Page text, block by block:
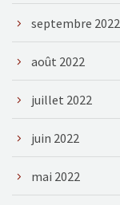
septembre 2022
août 2022
juillet 2022
juin 2022
mai 2022